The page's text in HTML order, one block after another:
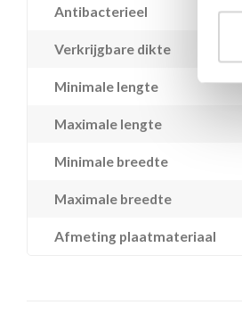
Antibacterieel
Verkrijgbare dikte
Minimale lengte
Maximale lengte
Minimale breedte
Maximale breedte
Afmeting plaatmateriaal